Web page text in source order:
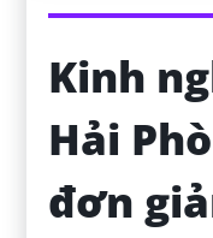
Kinh
Hải
đơn